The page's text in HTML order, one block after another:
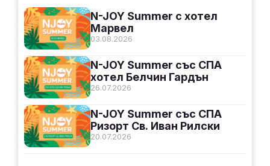
03.08.2026
N-JOY Summer с хотел
Марвел
26.07.2026
N-JOY Summer със СПА
хотел Белчин Гардън
20.07.2026
N-JOY Summer със СПА
Ризорт Св. Иван Рилски